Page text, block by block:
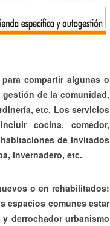
compartir algunas o
de la comunidad,
etc. Los servicios
cocina, comedor,
de invitados
invernadero, etc.
o en rehabilitados:
espacios comunes estar
derrochador urbanismo